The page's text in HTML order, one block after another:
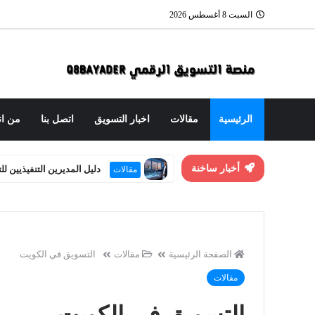
السبت 8 أغسطس 2026
الرئيسية مقالات اخبار التسويق اتصل بنا من
أخبار ساخنة مقالات العنوان الاستراتيجي:
الصفحة الرئيسية مقالات التسويق في الكويت
مقالات